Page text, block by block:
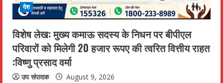
देश
विशेष लेख: मुख्य कमाऊ सदस्य के निधन पर बीपीएल
परिवारों को मिलेगी 20 हजार रूपए की त्वरित वित्तीय राहत
:विष्णु प्रसाद वर्मा
उप संपादक August 9, 2026